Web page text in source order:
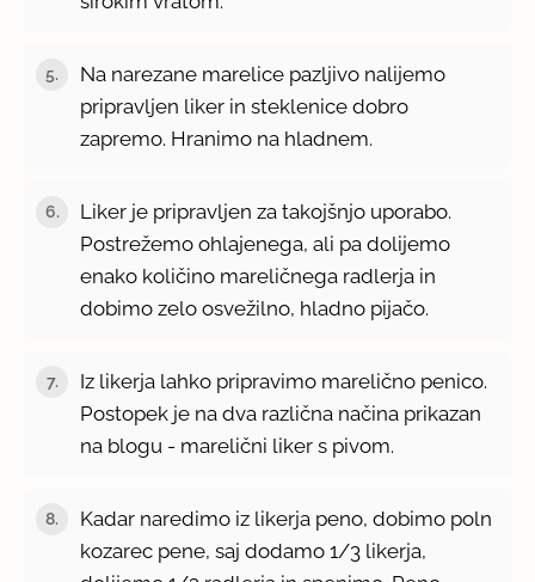
5.
Na narezane marelice pazljivo nalijemo
pripravljen liker in steklenice dobro
zapremo. Hranimo na hladnem.
6.
Liker je pripravljen za takojšnjo uporabo.
Postrežemo ohlajenega, ali pa dolijemo
enako količino mareličnega radlerja in
dobimo zelo osvežilno, hladno pijačo.
7.
Iz likerja lahko pripravimo marelično penico.
Postopek je na dva različna načina prikazan
na blogu - marelični liker s pivom.
8.
Kadar naredimo iz likerja peno, dobimo poln
kozarec pene, saj dodamo 1/3 likerja,